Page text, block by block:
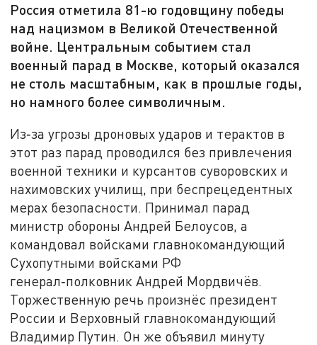
Россия отметила 81-ю годовщину победы
над нацизмом в Великой Отечественной
войне. Центральным событием стал
военный парад в Москве, который оказался
не столь масштабным, как в прошлые годы,
но намного более символичным.
Из‑за угрозы дроновых ударов и терактов в
этот раз парад проводился без привлечения
военной техники и курсантов суворовских и
нахимовских училищ, при беспрецедентных
мерах безопасности. Принимал парад
министр обороны Андрей Белоусов, а
командовал войсками главнокомандующий
Сухопутными войсками РФ
генерал‑полковник Андрей Мордвичёв.
Торжественную речь произнёс президент
России и Верховный главнокомандующий
Владимир Путин. Он же объявил минуту